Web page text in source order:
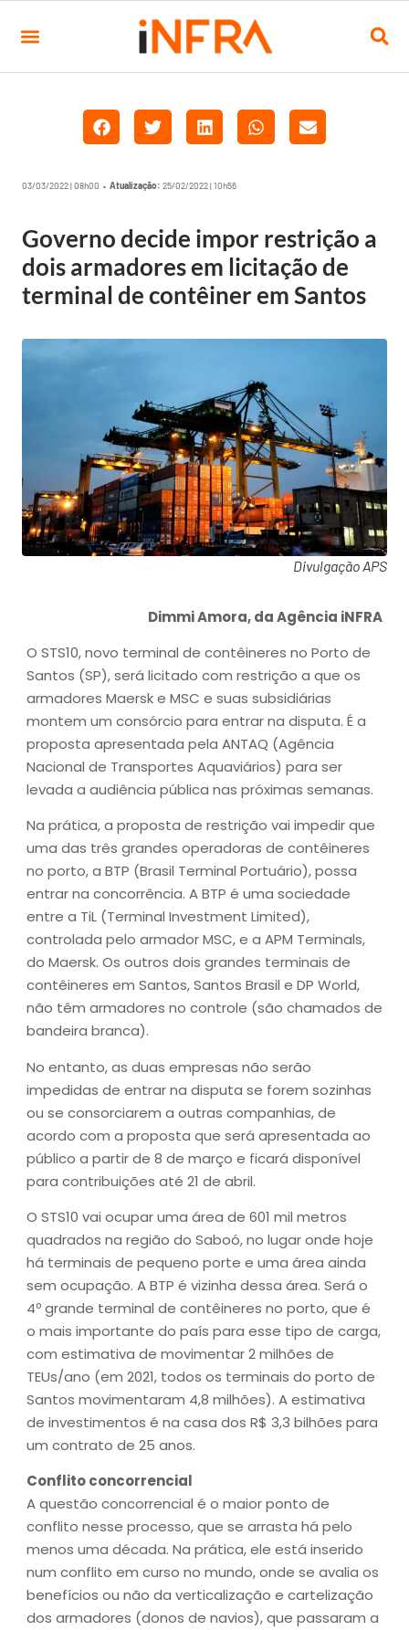
03/03/2022 | 08h00 • Atualização: 25/02/2022 | 10h56
Governo decide impor restrição a
dois armadores em licitação de
terminal de contêiner em Santos
Divulgação APS
Dimmi Amora, da Agência iNFRA
O STS10, novo terminal de contêineres no Porto de
Santos (SP), será licitado com restrição a que os
armadores Maersk e MSC e suas subsidiárias
montem um consórcio para entrar na disputa. É a
proposta apresentada pela ANTAQ (Agência
Nacional de Transportes Aquaviários) para ser
levada a audiência pública nas próximas semanas.
Na prática, a proposta de restrição vai impedir que
uma das três grandes operadoras de contêineres
no porto, a BTP (Brasil Terminal Portuário), possa
entrar na concorrência. A BTP é uma sociedade
entre a TiL (Terminal Investment Limited),
controlada pelo armador MSC, e a APM Terminals,
do Maersk. Os outros dois grandes terminais de
contêineres em Santos, Santos Brasil e DP World,
não têm armadores no controle (são chamados de
bandeira branca).
No entanto, as duas empresas não serão
impedidas de entrar na disputa se forem sozinhas
ou se consorciarem a outras companhias, de
acordo com a proposta que será apresentada ao
público a partir de 8 de março e ficará disponível
para contribuições até 21 de abril.
O STS10 vai ocupar uma área de 601 mil metros
quadrados na região do Saboó, no lugar onde hoje
há terminais de pequeno porte e uma área ainda
sem ocupação. A BTP é vizinha dessa área. Será o
4º grande terminal de contêineres no porto, que é
o mais importante do país para esse tipo de carga,
com estimativa de movimentar 2 milhões de
TEUs/ano (em 2021, todos os terminais do porto de
Santos movimentaram 4,8 milhões). A estimativa
de investimentos é na casa dos R$ 3,3 bilhões para
um contrato de 25 anos.
Conflito concorrencial
A questão concorrencial é o maior ponto de
conflito nesse processo, que se arrasta há pelo
menos uma década. Na prática, ele está inserido
num conflito em curso no mundo, onde se avalia os
benefícios ou não da verticalização e cartelização
dos armadores (donos de navios), que passaram a